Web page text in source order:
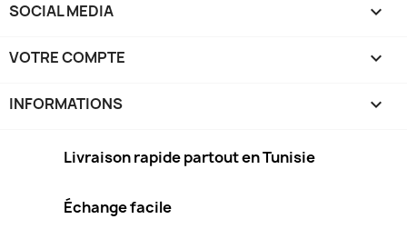
SOCIAL MEDIA 
VOTRE COMPTE 
INFORMATIONS keyboard_arrow_down
Livraison rapide partout en Tunisie
Échange facile